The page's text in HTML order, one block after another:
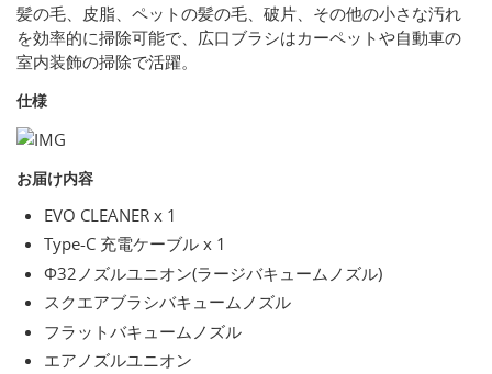
髪の毛、皮脂、ペットの髪の毛、破片、その他の小さな汚れ
を効率的に掃除可能で、広口ブラシはカーペットや自動車の
室内装飾の掃除で活躍。
仕様
お届け内容
EVO CLEANER x 1
Type-C 充電ケーブル x 1
Φ32ノズルユニオン(ラージバキュームノズル)
スクエアブラシバキュームノズル
フラットバキュームノズル
エアノズルユニオン